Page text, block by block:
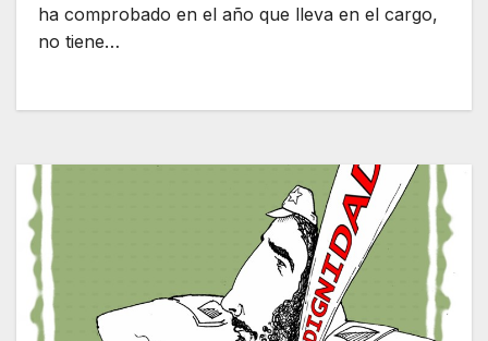
ha comprobado en el año que lleva en el cargo,
no tiene…